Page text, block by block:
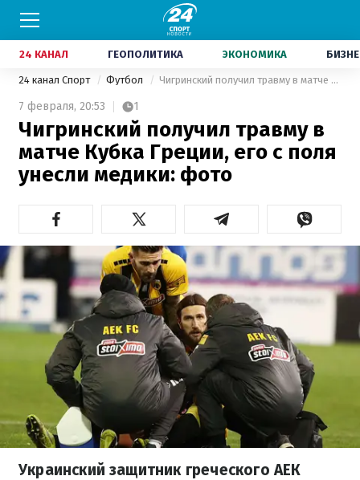
24 КАНАЛ ГЕОПОЛИТИКА ЭКОНОМИКА
24 канал Спорт Футбол Чигринский получил травму в матче Кубка Греции, его с поля унесли медики: фото
7 февраля, 20:53 1
Чигринский получил травму в
матче Кубка Греции, его с поля
унесли медики: фото
Украинский защитник греческого АЕК